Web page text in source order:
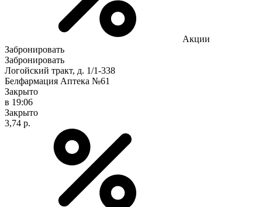
Акции
Забронировать
Забронировать
Логойский тракт, д. 1/1-338
Белфармация Аптека №61
Закрыто
в 19:06
Закрыто
3,74 р.